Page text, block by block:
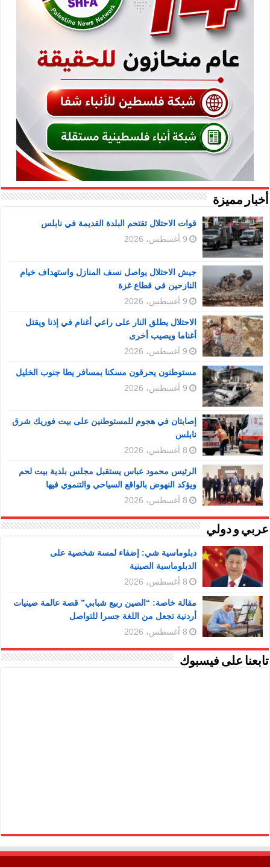
أخبار مميزة
قوات الاحتلال تقتحم البلدة القديمة في نابلس
9 أغسطس، 2026
جيش الاحتلال يواصل نسف المنازل واستهداف خيام
النازحين في قطاع غزة
9 أغسطس، 2026
الاحتلال يطلق النار على راعي أغنام في إذنا ويقتل
أغناما ويصيب أخرى
9 أغسطس، 2026
مستوطنون يحرقون مسكنا بمسافر يطا جنوب الخليل
9 أغسطس، 2026
إصابتان في هجوم للمستوطنين على بيت فوريك شرق
نابلس
8 أغسطس، 2026
الرئيس محمود عباس يستقبل مجلس بلدية بيت لحم
ويؤكد النهوض بالواقع السياحي والتنموي فيها
8 أغسطس، 2026
عربي و دولي
دبلوماسية شي: إضفاء لمسة شخصية على
الدبلوماسية الصينية
8 أغسطس، 2026
مقالة خاصة: “الصين ربيع شبابي” قصة عالمة صينيات
أردنية تجعل من اللغة جسرا للتواصل
8 أغسطس، 2026
تابعنا على فيسبوك